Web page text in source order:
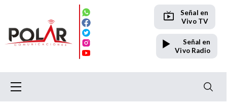
Señal en
Vivo TV
Señal en
Vivo Radio